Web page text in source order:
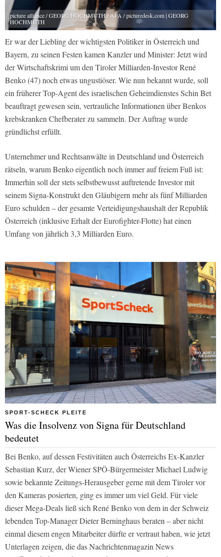
picture alliance / GEORG HOCHMUTH / APA / picturedesk.com | GEORG
HOCHMUTH
Er war der Liebling der wichtigsten Politiker in Österreich und
Bayern, zu seinen Festen kamen Kanzler und Minister: Jetzt wird
der Wirtschaftskrimi um den Tiroler Milliarden-Investor René
Benko (47) noch etwas ungustiöser. Wie nun bekannt wurde, soll
ein früherer Top-Agent des israelischen Geheimdienstes Schin Bet
beauftragt gewesen sein, vertrauliche Informationen über Benkos
krebskranken Chefberater zu sammeln. Der Auftrag wurde
gründlichst erfüllt.
Unternehmer und Rechtsanwälte in Deutschland und Österreich
rätseln, warum Benko eigentlich noch immer auf freiem Fuß ist:
Immerhin soll der stets selbstbewusst auftretende Investor mit
seinem Signa-Konstrukt den Gläubigern mehr als fünf Milliarden
Euro schulden – der gesamte Verteidigungshaushalt der Republik
Österreich (inklusive Erhalt der Eurofighter-Flotte) hat einen
Umfang von jährlich 3,3 Milliarden Euro.
SPORT-SCHECK PLEITE
Was die Insolvenz von Signa für Deutschland
bedeutet
Bei Benko, auf dessen Festivitäten auch Österreichs Ex-Kanzler
Sebastian Kurz, der Wiener SPÖ-Bürgermeister Michael Ludwig
sowie bekannte Zeitungs-Herausgeber gerne mit dem Tiroler vor
den Kameras posierten, ging es immer um viel Geld. Für viele
dieser Mega-Deals ließ sich René Benko von dem in der Schweiz
lebenden Top-Manager Dieter Berninghaus beraten – aber nicht
einmal diesem engen Mitarbeiter dürfte er vertraut haben, wie jetzt
Unterlagen zeigen, die das Nachrichtenmagazin News